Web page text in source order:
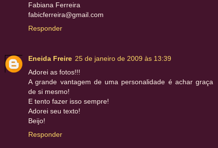
Fabiana Ferreira
fabicferreira@gmail.com
Responder
Eneida Freire 25 de janeiro de 2009 às 13:39
Adorei as fotos!!!
A grande vantagem de uma personalidade é achar graça
de si mesmo!
E tento fazer isso sempre!
Adorei seu texto!
Beijo!
Responder